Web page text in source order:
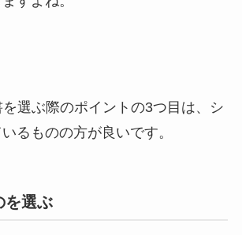
選ぶ際のポイントの3つ目は、シ
るものの方が良いです。
選ぶ